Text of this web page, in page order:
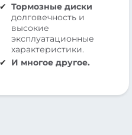
Тормозные диски
долговечность и
высокие
эксплуатационные
характеристики.
И многое другое.